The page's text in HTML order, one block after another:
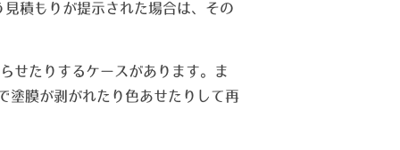
積もりが提示された場合は、その
せたりするケースがあります。ま
塗膜が剥がれたり色あせたりして再